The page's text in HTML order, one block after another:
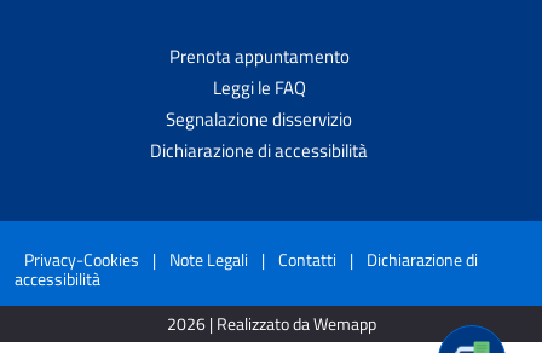
Prenota appuntamento
Leggi le FAQ
Segnalazione disservizio
Dichiarazione di accessibilità
Privacy-Cookies | Note Legali | Contatti | Dichiarazione di
accessibilità
2026 | Realizzato da Wemapp